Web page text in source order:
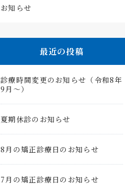
お知らせ
最近の投稿
診療時間変更のお知らせ（令和8年
9月〜）
夏期休診のお知らせ
8月の矯正診療日のお知らせ
7月の矯正診療日のお知らせ